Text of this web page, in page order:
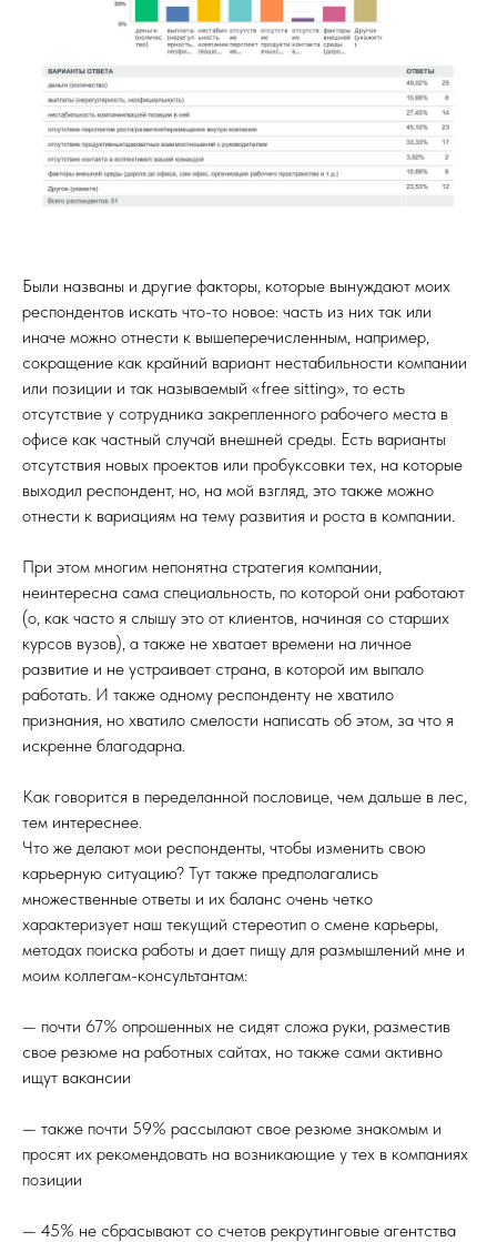
Были названы и другие факторы, которые вынуждают моих
респондентов искать что-то новое: часть из них так или
иначе можно отнести к вышеперечисленным, например,
сокращение как крайний вариант нестабильности компании
или позиции и так называемый «free sitting», то есть
отсутствие у сотрудника закрепленного рабочего места в
офисе как частный случай внешней среды. Есть варианты
отсутствия новых проектов или пробуксовки тех, на которые
выходил респондент, но, на мой взгляд, это также можно
отнести к вариациям на тему развития и роста в компании.
При этом многим непонятна стратегия компании,
неинтересна сама специальность, по которой они работают
(о, как часто я слышу это от клиентов, начиная со старших
курсов вузов), а также не хватает времени на личное
развитие и не устраивает страна, в которой им выпало
работать. И также одному респонденту не хватило
признания, но хватило смелости написать об этом, за что я
искренне благодарна.
Как говорится в переделанной пословице, чем дальше в лес,
тем интереснее.
Что же делают мои респонденты, чтобы изменить свою
карьерную ситуацию? Тут также предполагались
множественные ответы и их баланс очень четко
характеризует наш текущий стереотип о смене карьеры,
методах поиска работы и дает пищу для размышлений мне и
моим коллегам-консультантам:
— почти 67% опрошенных не сидят сложа руки, разместив
свое резюме на работных сайтах, но также сами активно
ищут вакансии
— также почти 59% рассылают свое резюме знакомым и
просят их рекомендовать на возникающие у тех в компаниях
позиции
— 45% не сбрасывают со счетов рекрутинговые агентства